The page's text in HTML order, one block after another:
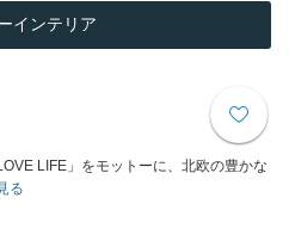
インテリア
LIFE」をモットーに、北欧の豊かな
る